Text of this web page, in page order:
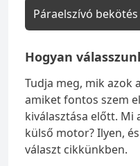
Páraelszívó bekötés
Hogyan
Tudja meg, mik azok
amiket fontos szem
kiválasztása előtt. Mi
külső motor? Ilyen,
választ cikkünkben.